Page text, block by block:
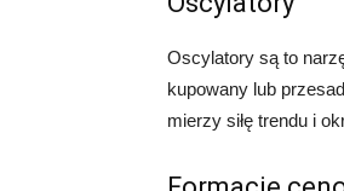
Oscylatory są to
kupowany lub
mierzy siłę trendu i